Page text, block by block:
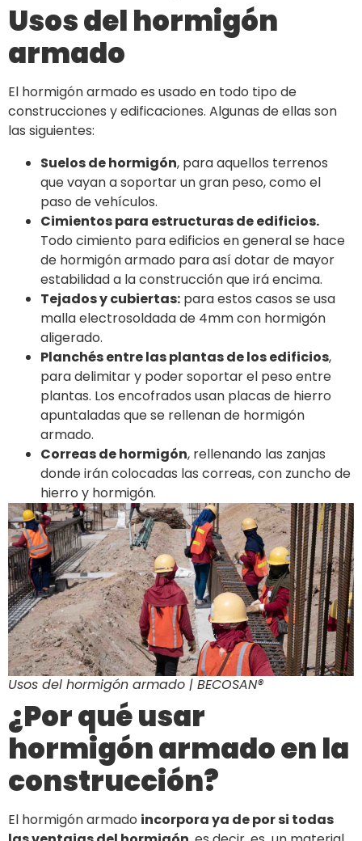
Usos del hormigón
armado
El hormigón armado es usado en todo tipo de
construcciones y edificaciones. Algunas de ellas son
las siguientes:
Suelos de hormigón, para aquellos terrenos
que vayan a soportar un gran peso, como el
paso de vehículos.
Cimientos para estructuras de edificios.
Todo cimiento para edificios en general se hace
de hormigón armado para así dotar de mayor
estabilidad a la construcción que irá encima.
Tejados y cubiertas: para estos casos se usa
malla electrosoldada de 4mm con hormigón
aligerado.
Planchés entre las plantas de los edificios,
para delimitar y poder soportar el peso entre
plantas. Los encofrados usan placas de hierro
apuntaladas que se rellenan de hormigón
armado.
Correas de hormigón, rellenando las zanjas
donde irán colocadas las correas, con zuncho de
hierro y hormigón.
Usos del hormigón armado | BECOSAN®
¿Por qué usar
hormigón armado en la
construcción?
El hormigón armado incorpora ya de por si todas